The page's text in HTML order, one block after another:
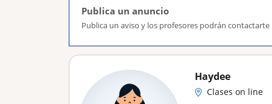
Publica un anuncio
Publica un aviso y los profesores podrán contactarte
Haydee
Clases on line